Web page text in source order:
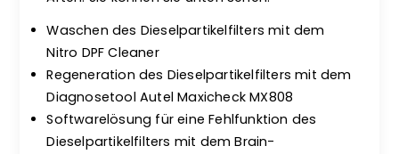
Waschen des Dieselpartikelfilters mit dem
Nitro DPF Cleaner
Regeneration des Dieselpartikelfilters mit dem
Diagnosetool Autel Maxicheck MX808
Softwarelösung für eine Fehlfunktion des
Dieselpartikelfilters mit dem Brain-